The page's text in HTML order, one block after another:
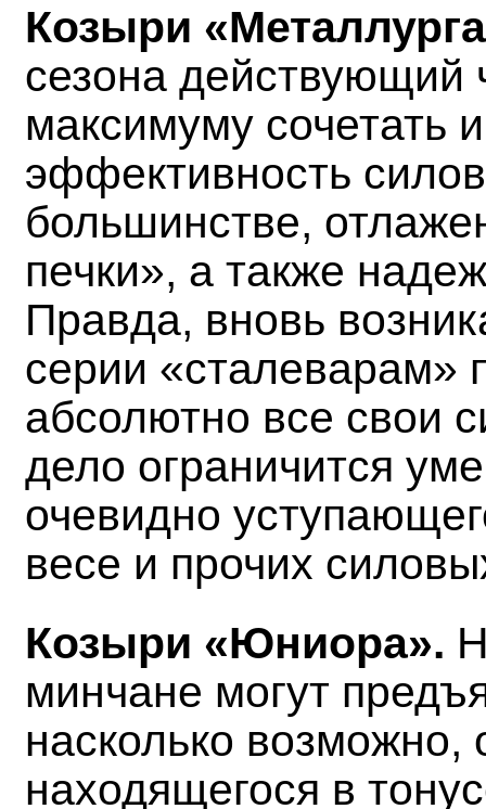
Козыри
сезона действующий
максимуму сочетать
эффективность
большинстве,
печки», а также
Правда, вновь
серии «сталеварам»
абсолютно все свои
дело ограничится
очевидно
весе и прочих
Козыри «Юниора».
минчане могут
насколько возможно,
находящегося в